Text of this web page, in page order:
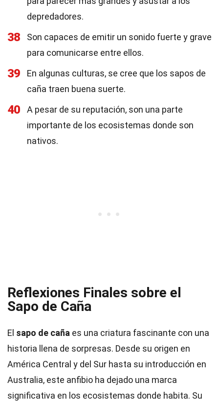
depredadores.
38
Son capaces de emitir un sonido fuerte y grave
para comunicarse entre ellos.
39
En algunas culturas, se cree que los sapos de
caña traen buena suerte.
40
A pesar de su reputación, son una parte
importante de los ecosistemas donde son
nativos.
Reflexiones Finales sobre el
Sapo de Caña
El sapo de caña es una criatura fascinante con una
historia llena de sorpresas. Desde su origen en
América Central y del Sur hasta su introducción en
Australia, este anfibio ha dejado una marca
significativa en los ecosistemas donde habita. Su